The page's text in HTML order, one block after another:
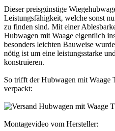
Dieser preisgünstige
Leistungsfähigkeit, welche sonst
zu finden sind. Mit einer
Hubwagen mit Waage eigentlich
besonders leichten Bauweise
nötig ist um eine leistungsstarke
konstruieren.
So trifft der Hubwagen mit Waage
verpackt:
Montagevideo vom Hersteller: